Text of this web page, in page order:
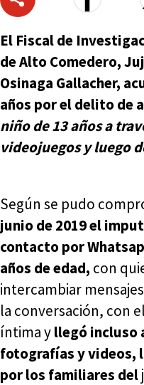
El Fiscal de
de Alto Comedero,
Osinaga Gallacher,
años por el delito de
niño de 13 años a
videojuegos y luego
Según se pudo
junio de 2019 el
contacto por
años de edad, con
intercambiar
la conversación, con
íntima yllegó incluso
fotografías y videos,
por los familiares del